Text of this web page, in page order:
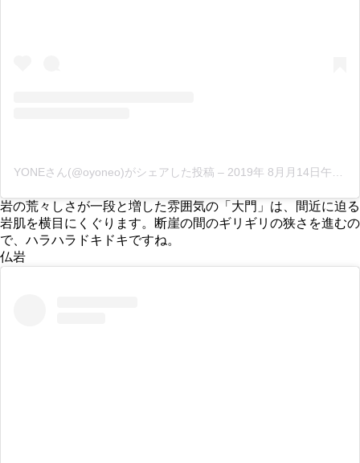
YONEさん(@oyoneo)がシェアした投稿 – 2019年 8月月14日午前12時49分PDT
岩の荒々しさが一段と増した雰囲気の「大門」は、間近に迫る
岩肌を横目にくぐります。断崖の間のギリギリの狭さを進むの
で、ハラハラドキドキですね。
仏岩